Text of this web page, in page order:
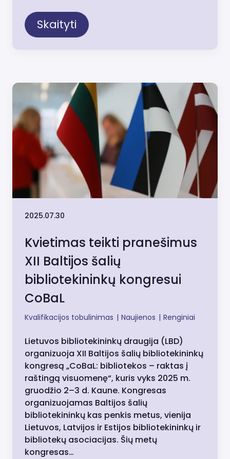
Skaityti
2025.07.30
Kvietimas teikti pranešimus
XII Baltijos šalių
bibliotekininkų kongresui
CoBaL
Kvalifikacijos tobulinimas | Naujienos | Renginiai
Lietuvos bibliotekininkų draugija (LBD)
organizuoja XII Baltijos šalių bibliotekininkų
kongresą „CoBaL: bibliotekos – raktas į
raštingą visuomenę“, kuris vyks 2025 m.
gruodžio 2–3 d. Kaune. Kongresas
organizuojamas Baltijos šalių
bibliotekininkų kas penkis metus, vienija
Lietuvos, Latvijos ir Estijos bibliotekininkų ir
bibliotekų asociacijas. Šių metų
kongresas…